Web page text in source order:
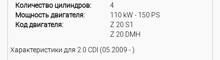
Количество цилиндров:
4
Мощность двигателя:
110 kW - 150 PS
Код двигателя:
Z 20 S1
Z 20 DMH
Характеристики для 2.0 CDI (05.2009 - )